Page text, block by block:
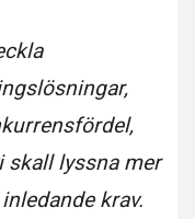
skall lyssna mer
krav.